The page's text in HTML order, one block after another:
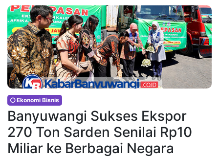
Ekonomi Bisnis
Banyuwangi Sukses Ekspor
270 Ton Sarden Senilai Rp10
Miliar ke Berbagai Negara